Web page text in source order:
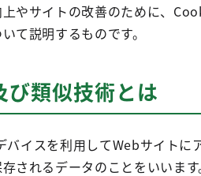
やサイトの改善のために、
て説明するものです。
類似技術とは
イスを利用してWebサイト
されるデータのことをいいま